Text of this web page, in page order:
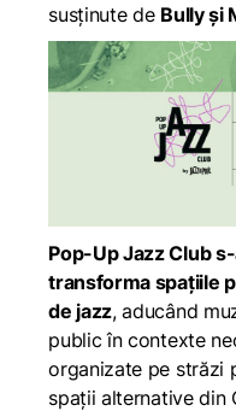
susținute de Bully și
Pop-Up Jazz Club
transforma spațiile
de jazz, aducând
public în contexte
organizate pe străzi
spații alternative din